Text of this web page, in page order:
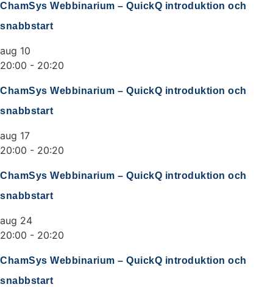
ChamSys Webbinarium – QuickQ introduktion och
snabbstart
aug 10
20:00 - 20:20
ChamSys Webbinarium – QuickQ introduktion och
snabbstart
aug 17
20:00 - 20:20
ChamSys Webbinarium – QuickQ introduktion och
snabbstart
aug 24
20:00 - 20:20
ChamSys Webbinarium – QuickQ introduktion och
snabbstart